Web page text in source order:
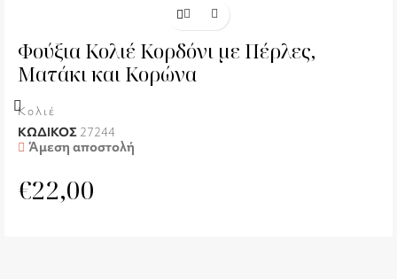
Φούξια Κολιέ Κορδόνι με Πέρλες,
Ματάκι και Κορώνα
Κολιέ
ΚΩΔΙΚΟΣ 27244
Άμεση αποστολή
€22,00